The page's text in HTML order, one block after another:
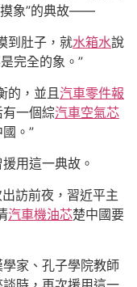
摸象”的典故——
到肚子，就水箱水說
完全的象。”
的，並且汽車零件報
一個綜汽車空氣芯
。”
用這一典故。
訪前夜，習近平主
汽車機油芯楚中國要
家、孔子學院教師